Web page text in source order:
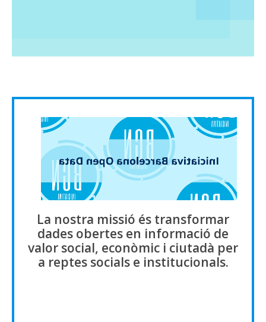
La nostra missió és transformar
dades obertes en informació de
valor social, econòmic i ciutadà per
a reptes socials e institucionals.